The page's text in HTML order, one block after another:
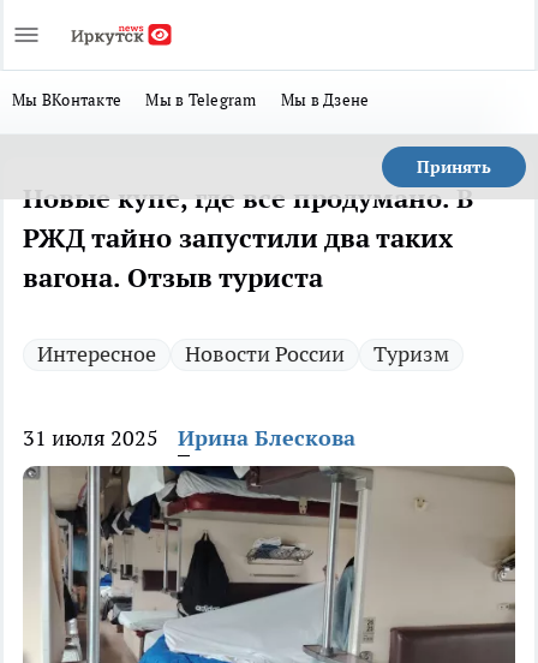
Мы ВКонтакте Мы в Telegram Мы в Дзене
Принять
Новые купе, где все продумано. В
РЖД тайно запустили два таких
вагона. Отзыв туриста
Интересное Новости России Туризм
31 июля 2025 Ирина Блескова